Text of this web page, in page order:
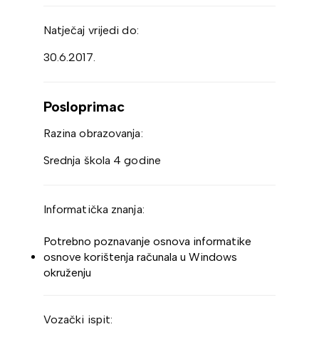
Natječaj vrijedi do:
30.6.2017.
Posloprimac
Razina obrazovanja:
Srednja škola 4 godine
Informatička znanja:
Potrebno poznavanje osnova informatike
osnove korištenja računala u Windows
okruženju
Vozački ispit: